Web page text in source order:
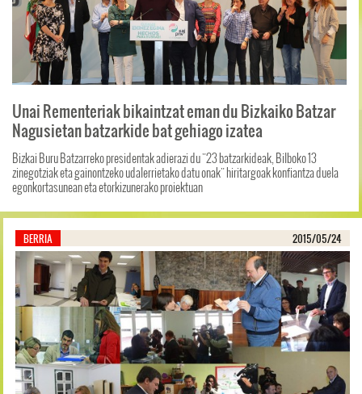
Unai Rementeriak bikaintzat eman du Bizkaiko Batzar
Nagusietan batzarkide bat gehiago izatea
Bizkai Buru Batzarreko presidentak adierazi du "23 batzarkideak, Bilboko 13
zinegotziak eta gainontzeko udalerrietako datu onak" hiritargoak konfiantza duela
egonkortasunean eta etorkizunerako proiektuan
BERRIA 2015/05/24